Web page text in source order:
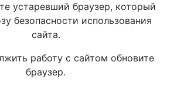
устаревший браузер, который
безопасности использования
сайта.
работу с сайтом обновите
браузер.